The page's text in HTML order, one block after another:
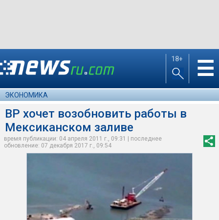
18+ ☰
ЭКОНОМИКА
BP хочет возобновить работы в
Мексиканском заливе
время публикации: 04 апреля 2011 г., 09:31 | последнее
обновление: 07 декабря 2017 г., 09:54